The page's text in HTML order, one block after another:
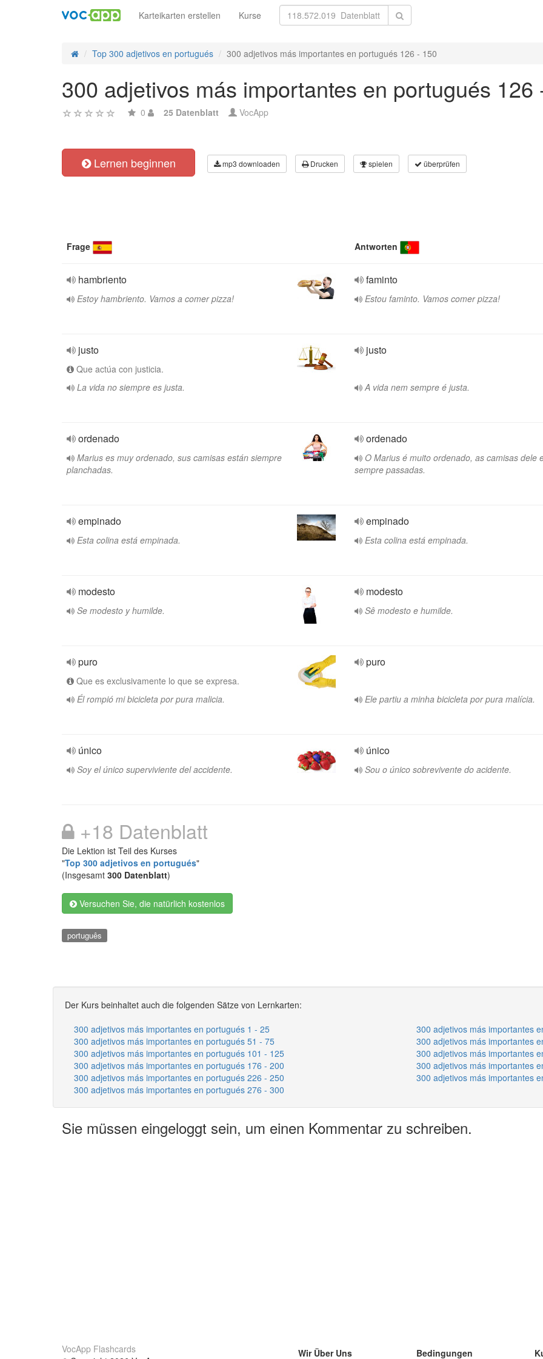
Karteikarten erstellen Kurse
Top 300 adjetivos en portugués 300 adjetivos más importantes en portugués 126 - 150
300 adjetivos más importantes en portugués 126
0 25 Datenblatt VocApp
Lernen beginnen mp3 downloaden Drucken spielen überprüfen
Frage Antworten
hambriento
Estoy hambriento. Vamos a comer pizza!
faminto
Estou faminto. Vamos comer pizza!
justo
Que actúa con justicia.
La vida no siempre es justa.
justo
A vida nem sempre é justa.
ordenado
Marius es muy ordenado, sus camisas están siempre
planchadas.
ordenado
O Marius é muito ordenado, as camisas dele
sempre passadas.
empinado
Esta colina está empinada.
empinado
Esta colina está empinada.
modesto
Se modesto y humilde.
modesto
Sê modesto e humilde.
puro
Que es exclusivamente lo que se expresa.
Él rompió mi bicicleta por pura malicia.
puro
Ele partiu a minha bicicleta por pura malícia.
único
Soy el único superviviente del accidente.
único
Sou o único sobrevivente do acidente.
+18 Datenblatt
Die Lektion ist Teil des Kurses
"Top 300 adjetivos en portugués"
(Insgesamt 300 Datenblatt)
Versuchen Sie, die natürlich kostenlos
português
Der Kurs beinhaltet auch die folgenden Sätze von Lernkarten:
300 adjetivos más importantes en portugués 1 - 25
300 adjetivos más importantes
300 adjetivos más importantes en portugués 51 - 75
300 adjetivos más importantes
300 adjetivos más importantes en portugués 101 - 125
300 adjetivos más importantes
300 adjetivos más importantes en portugués 176 - 200
300 adjetivos más importantes
300 adjetivos más importantes en portugués 226 - 250
300 adjetivos más importantes
300 adjetivos más importantes en portugués 276 - 300
Sie müssen eingeloggt sein, um einen Kommentar zu schreiben.
VocApp Flashcards
Wir Über Uns Bedingungen